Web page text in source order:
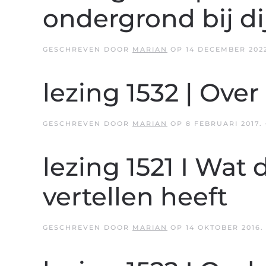
ondergrond bij
GESCHREVEN DOOR MARIAN OP 14 DECEMBER
lezing 1532 |
GESCHREVEN DOOR MARIAN OP 8 FEBRUARI 2017.
lezing 1521 I
vertellen heeft
GESCHREVEN DOOR MARIAN OP 14 OKTOBER 2016.